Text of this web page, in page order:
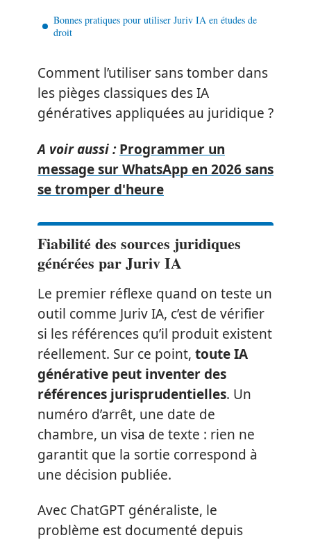
Bonnes pratiques pour utiliser Juriv IA en études de
droit
Comment l’utiliser sans tomber dans
les pièges classiques des IA
génératives appliquées au juridique ?
A voir aussi : Programmer un
message sur WhatsApp en 2026 sans
se tromper d'heure
Fiabilité des sources juridiques
générées par Juriv IA
Le premier réflexe quand on teste un
outil comme Juriv IA, c’est de vérifier
si les références qu’il produit existent
réellement. Sur ce point, toute IA
générative peut inventer des
références jurisprudentielles. Un
numéro d’arrêt, une date de
chambre, un visa de texte : rien ne
garantit que la sortie correspond à
une décision publiée.
Avec ChatGPT généraliste, le
problème est documenté depuis